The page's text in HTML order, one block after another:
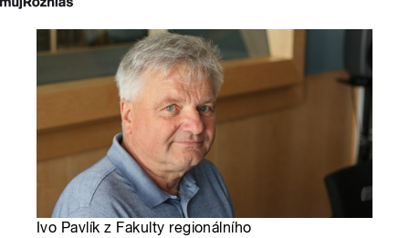
Ivo Pavlík z Fakulty regionálního